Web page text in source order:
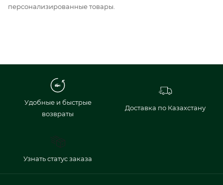
персонализированные товары.
Удобные и быстрые
возвраты
Доставка по Казахстану
Узнать статус заказа